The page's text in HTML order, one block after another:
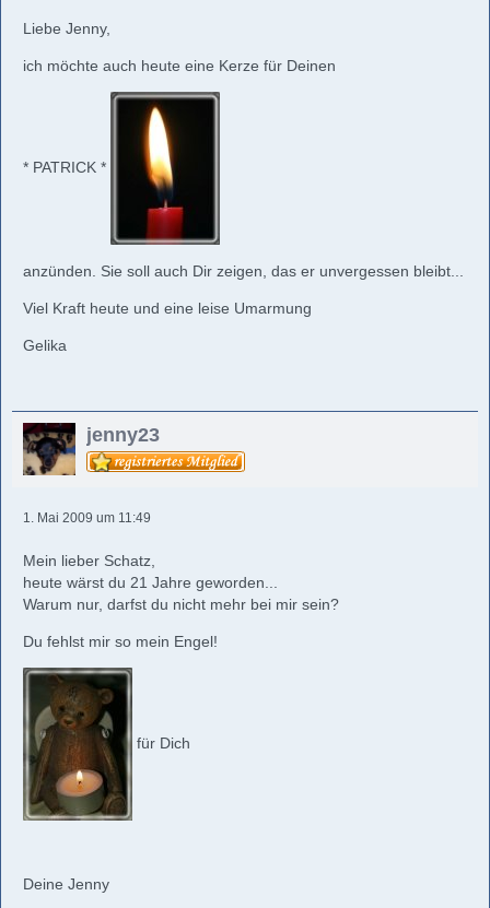
Liebe Jenny,
ich möchte auch heute eine Kerze für Deinen
* PATRICK *
anzünden. Sie soll auch Dir zeigen, das er unvergessen bleibt...
Viel Kraft heute und eine leise Umarmung
Gelika
jenny23
1. Mai 2009 um 11:49
Mein lieber Schatz,
heute wärst du 21 Jahre geworden...
Warum nur, darfst du nicht mehr bei mir sein?
Du fehlst mir so mein Engel!
für Dich
Deine Jenny